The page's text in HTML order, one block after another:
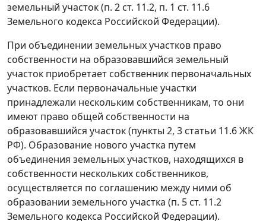
земельный участок (п. 2 ст. 11.2, п. 1 ст. 11.6
Земельного кодекса Российской Федерации).
При объединении земельных участков право
собственности на образовавшийся земельный
участок приобретает собственник первоначальных
участков. Если первоначальные участки
принадлежали нескольким собственникам, то они
имеют право общей собственности на
образовавшийся участок (пункты 2, 3 статьи 11.6 ЖК
РФ). Образование нового участка путем
объединения земельных участков, находящихся в
собственности нескольких собственников,
осуществляется по соглашению между ними об
образовании земельного участка (п. 5 ст. 11.2
Земельного кодекса Российской Федерации).